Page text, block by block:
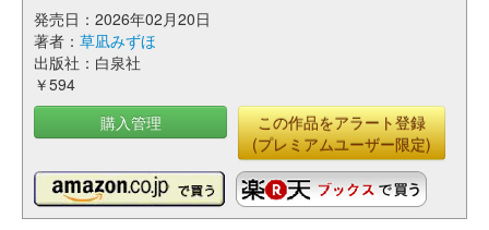
発売日：2026年02月20日
著者： 草凪みずほ
出版社：白泉社
￥594
購入管理
この作品をアラート登録
(プレミアムユーザー限定)